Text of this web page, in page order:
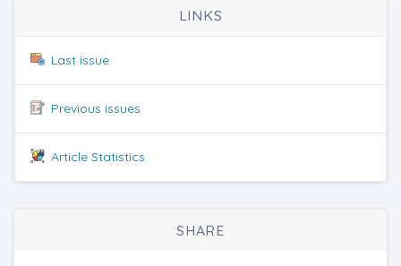
LINKS
Last issue
Previous issues
Article Statistics
SHARE